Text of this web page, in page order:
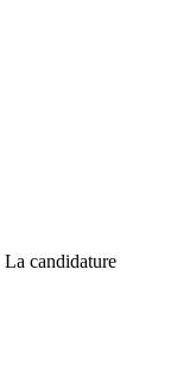
La candidature